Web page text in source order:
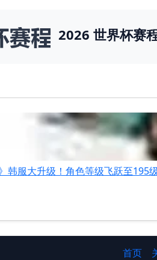
2026 世界杯赛
韩服大升级！角色等级飞跃至195
首页